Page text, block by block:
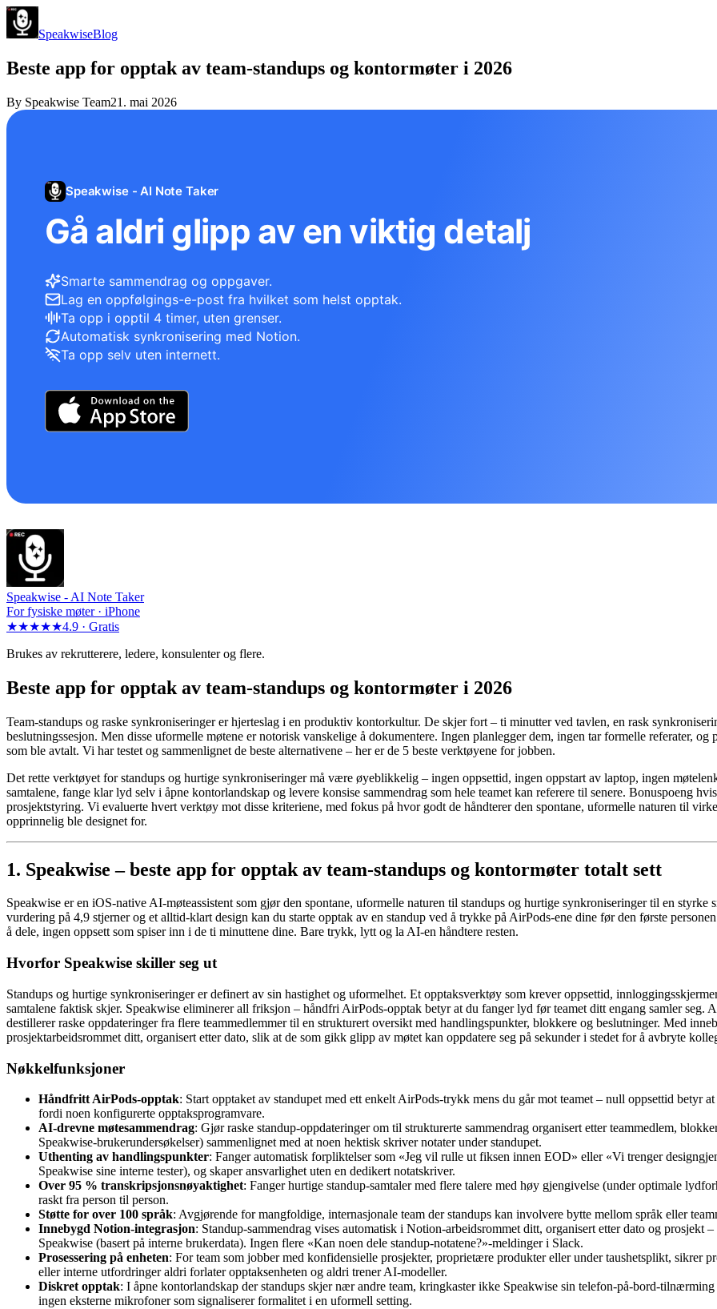
SpeakwiseBlog
Beste app for opptak av team-standups og kontormøter i 2026
By Speakwise Team21. mai 2026
Speakwise - AI Note Taker
Gå aldri glipp av en viktig detalj
Smarte sammendrag og oppgaver.
Lag en oppfølgings-e-post fra hvilket som helst opptak.
Ta opp i opptil 4 timer, uten grenser.
Automatisk synkronisering med Notion.
Ta opp selv uten internett.
Speakwise - AI Note Taker
For fysiske møter · iPhone
★★★★★4.9 · Gratis
Brukes av rekrutterere, ledere, konsulenter og flere.
Beste app for opptak av team-standups og kontormøter i 2026
Team-standups og raske synkroniseringer er hjerteslag i en produktiv kontorkultur. De skjer fort – ti minutter ved tavlen, en rask
beslutningssesjon. Men disse uformelle møtene er notorisk vanskelige å dokumentere. Ingen planlegger dem, ingen tar formelle referater,
som ble avtalt. Vi har testet og sammenlignet de beste alternativene – her er de 5 beste verktøyene for jobben.
Det rette verktøyet for standups og hurtige synkroniseringer må være øyeblikkelig – ingen oppsettid, ingen oppstart av laptop, ingen
samtalene, fange klar lyd selv i åpne kontorlandskap og levere konsise sammendrag som hele teamet kan referere til senere. Bonuspoeng
prosjektstyring. Vi evaluerte hvert verktøy mot disse kriteriene, med fokus på hvor godt de håndterer den spontane, uformelle naturen til
opprinnelig ble designet for.
1. Speakwise – beste app for opptak av team-standups og kontormøter totalt sett
Speakwise er en iOS-native AI-møteassistent som gjør den spontane, uformelle naturen til standups og hurtige synkroniseringer til en
vurdering på 4,9 stjerner og et alltid-klart design kan du starte opptak av en standup ved å trykke på AirPods-ene dine før den første
å dele, ingen oppsett som spiser inn i de ti minuttene dine. Bare trykk, lytt og la AI-en håndtere resten.
Hvorfor Speakwise skiller seg ut
Standups og hurtige synkroniseringer er definert av sin hastighet og uformelhet. Et opptaksverktøy som krever oppsettid,
samtalene faktisk skjer. Speakwise eliminerer all friksjon – håndfri AirPods-opptak betyr at du fanger lyd før teamet ditt engang samler seg.
destillerer raske oppdateringer fra flere teammedlemmer til en strukturert oversikt med handlingspunkter, blokkere og beslutninger. Med
prosjektarbeidsrommet ditt, organisert etter dato, slik at de som gikk glipp av møtet kan oppdatere seg på sekunder i stedet for å avbryte
Nøkkelfunksjoner
Håndfritt AirPods-opptak: Start opptaket av standupet med ett enkelt AirPods-trykk mens du går mot teamet – null oppsettid betyr
fordi noen konfigurerte opptaksprogramvare.
AI-drevne møtesammendrag: Gjør raske standup-oppdateringer om til strukturerte sammendrag organisert etter teammedlem,
Speakwise-brukerundersøkelser) sammenlignet med at noen hektisk skriver notater under standupet.
Uthenting av handlingspunkter: Fanger automatisk forpliktelser som «Jeg vil rulle ut fiksen innen EOD» eller «Vi trenger
Speakwise sine interne tester), og skaper ansvarlighet uten en dedikert notatskriver.
Over 95 % transkripsjonsnøyaktighet: Fanger hurtige standup-samtaler med flere talere med høy gjengivelse (under optimale
raskt fra person til person.
Støtte for over 100 språk: Avgjørende for mangfoldige, internasjonale team der standups kan involvere bytte mellom språk eller
Innebygd Notion-integrasjon: Standup-sammendrag vises automatisk i Notion-arbeidsrommet ditt, organisert etter dato og prosjekt
Speakwise (basert på interne brukerdata). Ingen flere «Kan noen dele standup-notatene?»-meldinger i Slack.
Prosessering på enheten: For team som jobber med konfidensielle prosjekter, proprietære produkter eller under taushetsplikt, sikrer
eller interne utfordringer aldri forlater opptaksenheten og aldri trener AI-modeller.
Diskret opptak: I åpne kontorlandskap der standups skjer nær andre team, kringkaster ikke Speakwise sin telefon-på-bord-
ingen eksterne mikrofoner som signaliserer formalitet i en uformell setting.